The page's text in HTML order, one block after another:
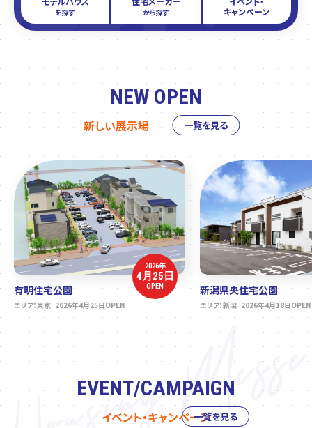
を探す から探す
キャンペーン
NEW OPEN
新しい展示場 一覧を見る
2026年
4月25日
OPEN
有明住宅公園
エリア：東京 2026年4月25日OPEN
新潟県央住宅公園
エリア：新潟 2026年4月18日OPEN
EVENT/CAMPAIGN
イベント・キャンペーン一覧を見る